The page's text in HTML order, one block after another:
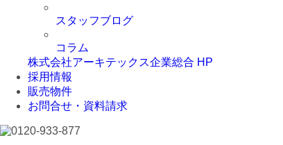
スタッフブログ
コラム
株式会社アーキテックス企業総合 HP
採用情報
販売物件
お問合せ・資料請求